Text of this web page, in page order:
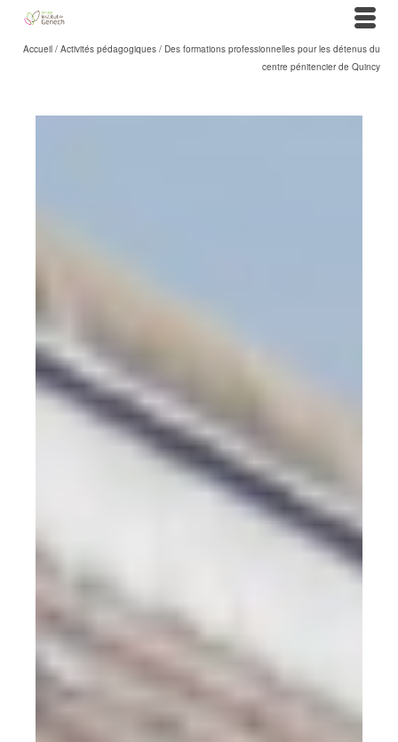
Accueil / Activités pédagogiques / Des formations professionnelles pour les détenus du
centre pénitencier de Quincy